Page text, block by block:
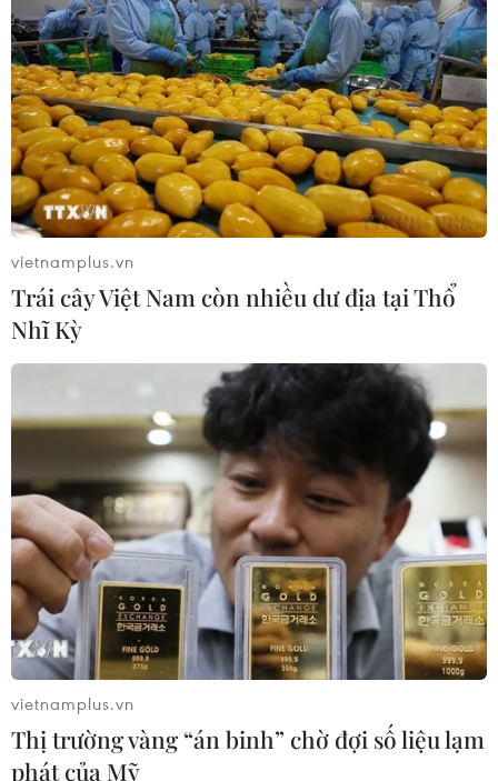
vietnamplus.vn
Trái cây Việt Nam còn nhiều dư địa tại Thổ
Nhĩ Kỳ
vietnamplus.vn
Thị trường vàng “án binh” chờ đợi số liệu lạm
phát của Mỹ